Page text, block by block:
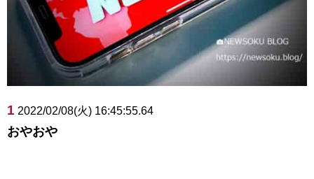
1 2022/02/08(火) 16:45:55.64
おやおや